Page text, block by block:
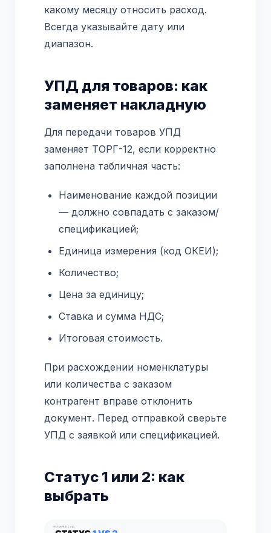
какому месяцу относить расход.
Всегда указывайте дату или
диапазон.
УПД для товаров: как
заменяет накладную
Для передачи товаров УПД
заменяет ТОРГ-12, если корректно
заполнена табличная часть:
Наименование каждой позиции
— должно совпадать с заказом/
спецификацией;
Единица измерения (код ОКЕИ);
Количество;
Цена за единицу;
Ставка и сумма НДС;
Итоговая стоимость.
При расхождении номенклатуры
или количества с заказом
контрагент вправе отклонить
документ. Перед отправкой сверьте
УПД с заявкой или спецификацией.
Статус 1 или 2: как
выбрать